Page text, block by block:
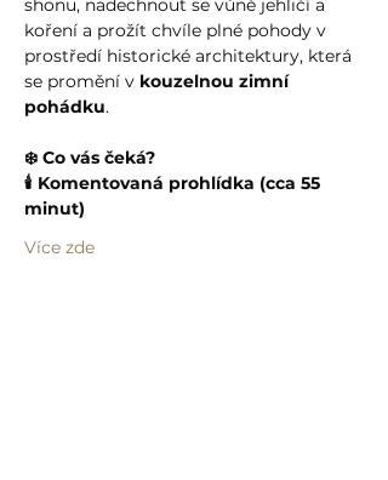
shonu, nadechnout se vůně jehličí a
koření a prožít chvíle plné pohody v
prostředí historické architektury, která
se promění v kouzelnou zimní
pohádku.
❄️ Co vás čeká?
🕯️ Komentovaná prohlídka (cca 55
minut)
Více zde